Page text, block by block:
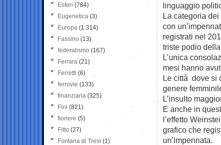
linguaggio
La categoria
con
registrati nel
triste podio
L’unica
mesi hanno
Le città dove si
genere
L’insulto
E anche in
l’effetto
grafico che
un’impennata.
Esteri (784)
Eugenetica (3)
Europa (1.314)
Fassino (13)
federalismo (167)
Ferrara (21)
Ferretti (6)
ferrovie (133)
finanziaria (325)
Fini (821)
fioriere (5)
Fitto (27)
Fontana di Trevi (1)